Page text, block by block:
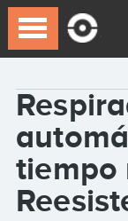
tiempo